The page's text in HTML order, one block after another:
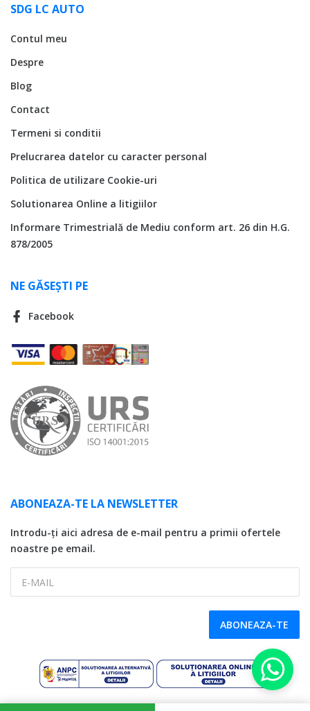
SDG LC AUTO
Contul meu
Despre
Blog
Contact
Termeni si conditii
Prelucrarea datelor cu caracter personal
Politica de utilizare Cookie-uri
Solutionarea Online a litigiilor
Informare Trimestrială de Mediu conform art. 26 din H.G.
878/2005
NE GĂSEȘTI PE
Facebook
ABONEAZA-TE LA NEWSLETTER
Introdu-ți aici adresa de e-mail pentru a primii ofertele
noastre pe email.
ABONEAZA-TE